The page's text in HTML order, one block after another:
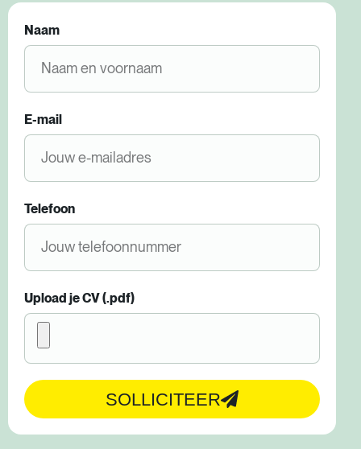
Naam
E-mail
Telefoon
Upload je CV (.pdf)
SOLLICITEER